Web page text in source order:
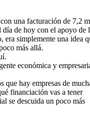
una facturación de 7,2
día de hoy con el apoyo
simplemente una idea
más allá.
económica y
que hay empresas de
financiación vas a tener
se descuida un poco más